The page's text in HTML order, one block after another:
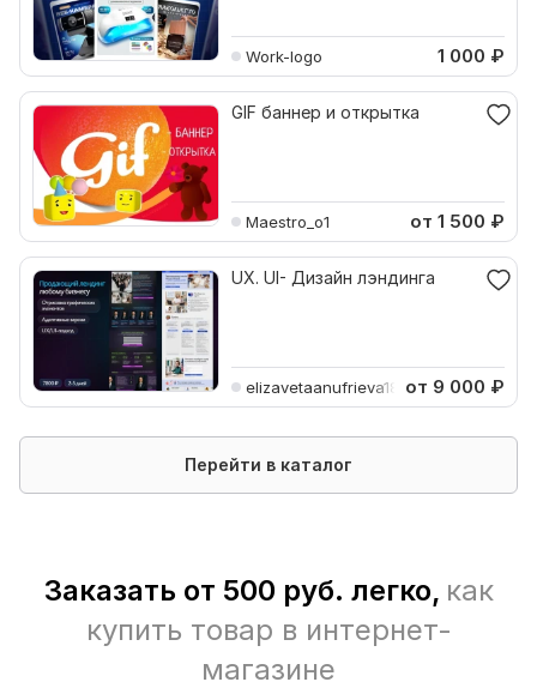
Work-logo 1 000 ₽
GIF баннер и открытка
Maestro_o1 от 1 500 ₽
UX. UI- Дизайн лэндинга
elizavetaanufrieva18 от 9 000 ₽
Перейти в каталог
Заказать от 500 руб. легко, как
купить товар в интернет-
магазине